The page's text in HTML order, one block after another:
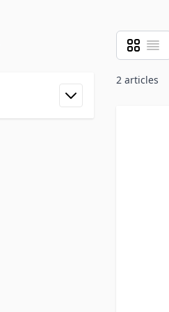
Afficher
GrilleListe
2 articles